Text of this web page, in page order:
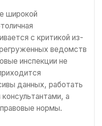
широкой
с критикой из-
ведомств
инспекции не
данных, работать
а
нормы.